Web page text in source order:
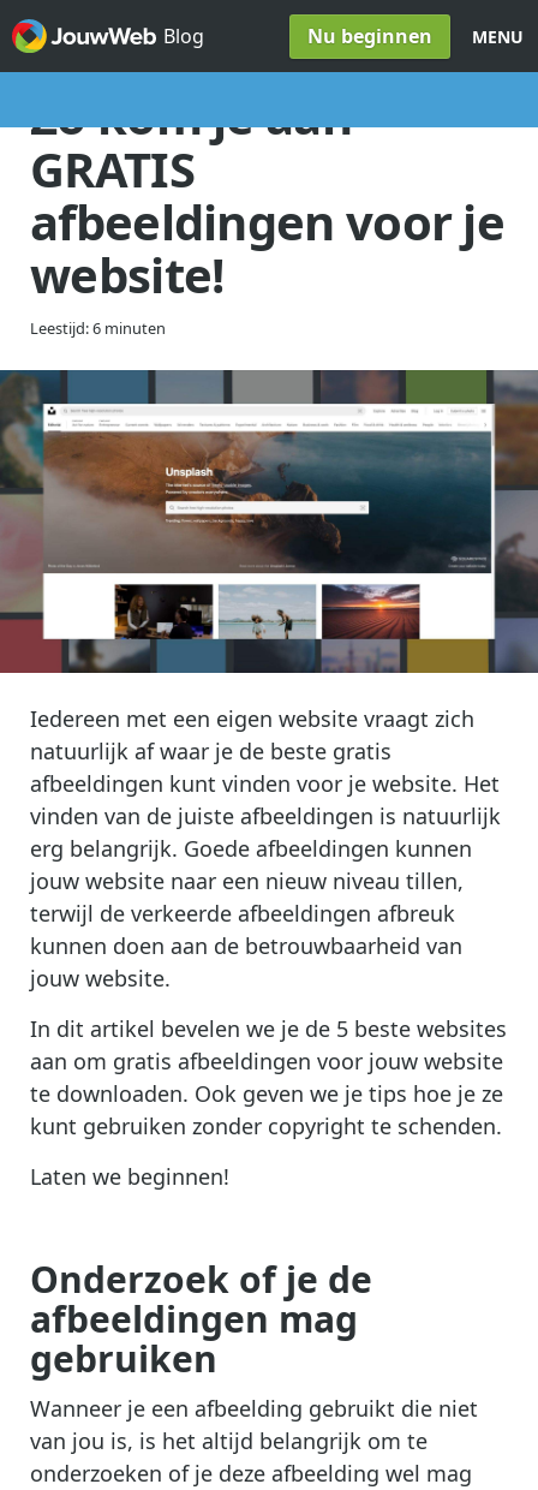
Spring naar inhoud
Blog
Nu beginnen MENU
Zo kom je aan
GRATIS
afbeeldingen voor je
website!
Leestijd: 6 minuten
Iedereen met een eigen website vraagt zich
natuurlijk af waar je de beste gratis
afbeeldingen kunt vinden voor je website. Het
vinden van de juiste afbeeldingen is natuurlijk
erg belangrijk. Goede afbeeldingen kunnen
jouw website naar een nieuw niveau tillen,
terwijl de verkeerde afbeeldingen afbreuk
kunnen doen aan de betrouwbaarheid van
jouw website.
In dit artikel bevelen we je de 5 beste websites
aan om gratis afbeeldingen voor jouw website
te downloaden. Ook geven we je tips hoe je ze
kunt gebruiken zonder copyright te schenden.
Laten we beginnen!
Onderzoek of je de
afbeeldingen mag
gebruiken
Wanneer je een afbeelding gebruikt die niet
van jou is, is het altijd belangrijk om te
onderzoeken of je deze afbeelding wel mag